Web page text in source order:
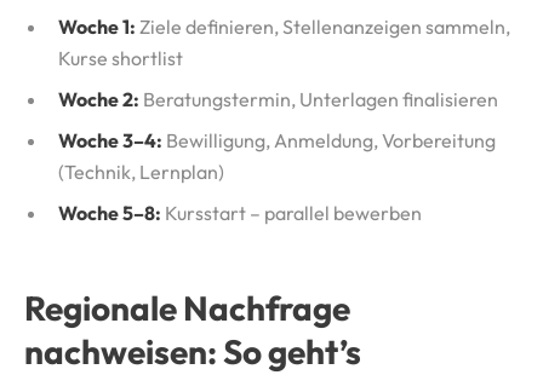
Woche 1: Ziele definieren, Stellenanzeigen sammeln,
Kurse shortlist
Woche 2: Beratungstermin, Unterlagen finalisieren
Woche 3–4: Bewilligung, Anmeldung, Vorbereitung
(Technik, Lernplan)
Woche 5–8: Kursstart – parallel bewerben
Regionale Nachfrage
nachweisen: So geht’s